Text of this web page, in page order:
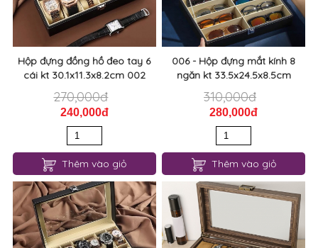
Hộp đựng đồng hồ đeo tay 6
cái kt 30.1x11.3x8.2cm 002
270,000đ
240,000đ
Thêm vào giỏ
006 - Hộp đựng mắt kính 8
ngăn kt 33.5x24.5x8.5cm
310,000đ
280,000đ
Thêm vào giỏ